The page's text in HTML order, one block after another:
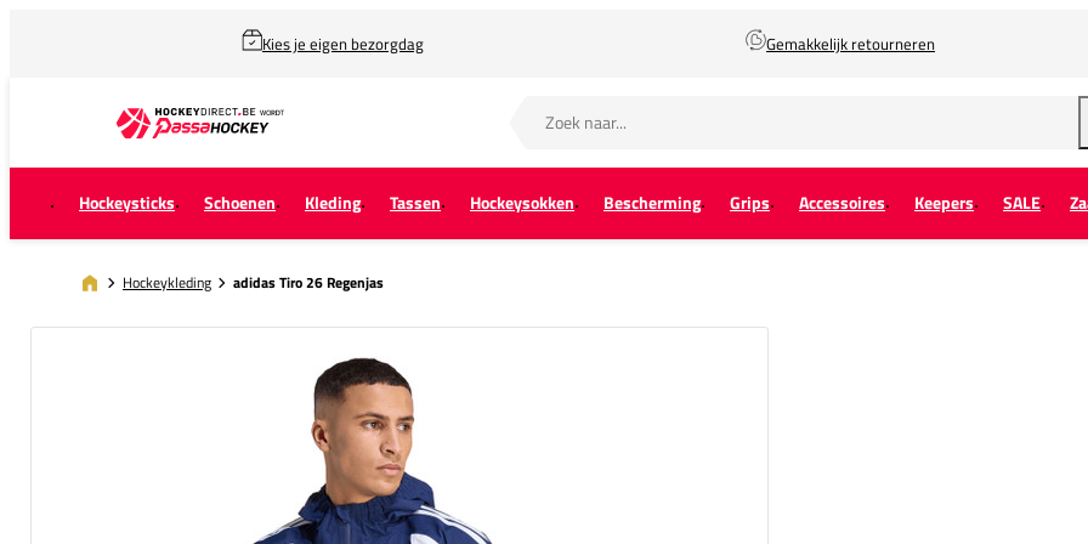
Kies je eigen bezorgdag Gemakkelijk retourneren
Hockeysticks Schoenen Kleding Tassen Hockeysokken Bescherming Grips Accessoires Keepers SALE
Hockeykleding adidas Tiro 26 Regenjas